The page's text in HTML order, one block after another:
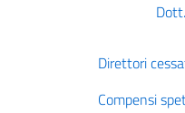
Direttori
Compensi